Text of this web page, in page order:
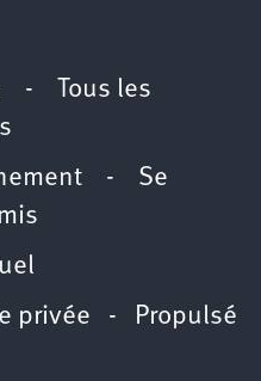
-
Tous les
- Se
privée - Propulsé